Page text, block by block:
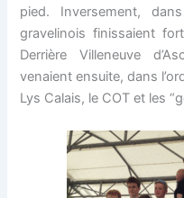
pied. Inversement,
gravelinois finissaient
Derrière Villeneuve
venaient ensuite, dans
Lys Calais, le COT et les